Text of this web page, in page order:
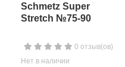
Schmetz Super
Stretch №75-90
0 отзыв(ов)
Нет в наличии